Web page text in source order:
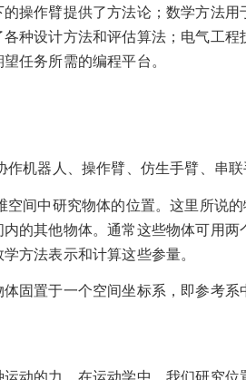
操作臂提供了方法论；数学方法
种设计方法和评估算法；电气工
任务所需的编程平台。
机器人、操作臂、仿生手臂、串联
间中研究物体的位置。这里所说的
的其他物体。通常这些物体可用两
方法表示和计算这些参量。
固置于一个空间坐标系，即参考
动的力。在运动学中，我们研究